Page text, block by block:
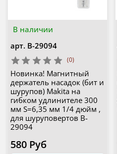
В наличии
арт. B-29094
(0)
Новинка! Магнитный
держатель насадок (бит и
шурупов) Makita на
гибком удлинителе 300
мм S=6,35 мм 1/4 дюйм ,
для шуруповертов B-
29094
580 Руб